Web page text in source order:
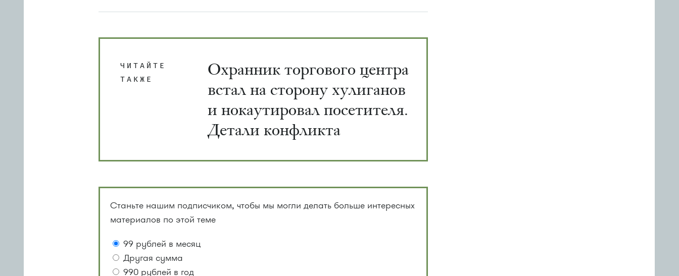
ЧИТАЙТЕ
ТАКЖЕ
Охранник торгового центра
встал на сторону хулиганов
и нокаутировал посетителя.
Детали конфликта
Станьте нашим подписчиком, чтобы мы могли делать больше интересных
материалов по этой теме
99 рублей в месяц
Другая сумма
990 рублей в год